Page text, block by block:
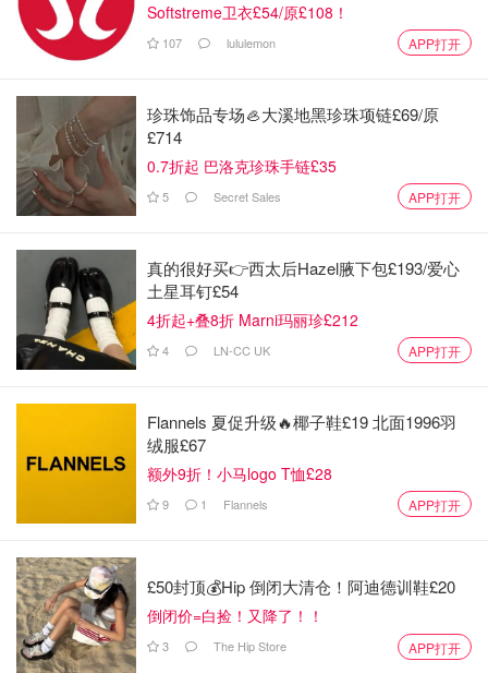
Softstreme卫衣£54/原£108！
107 lululemon APP打开
珍珠饰品专场🦪大溪地黑珍珠项链£69/原
£714
0.7折起 巴洛克珍珠手链£35
5 Secret Sales APP打开
真的很好买👉西太后Hazel腋下包£193/爱心
土星耳钉£54
4折起+叠8折 Marni玛丽珍£212
4 LN-CC UK APP打开
Flannels 夏促升级🔥椰子鞋£19 北面1996羽
绒服£67
额外9折！小马logo T恤£28
9 1 Flannels APP打开
£50封顶💰Hip 倒闭大清仓！阿迪德训鞋£20
倒闭价=白捡！又降了！！
3 The Hip Store APP打开